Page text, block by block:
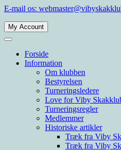
Spring
indhold
E-mail os:
Viby Skakklub
Velkommen til Viby Skakklubs
Århus' og Danmarks største
My Account
Forside
Information
Om klubben
Bestyrelsen
Turneringsledere
Love for Viby
Turneringsregler
Medlemmer
Historiske artikler
Træk fra Viby
Træk fra Viby